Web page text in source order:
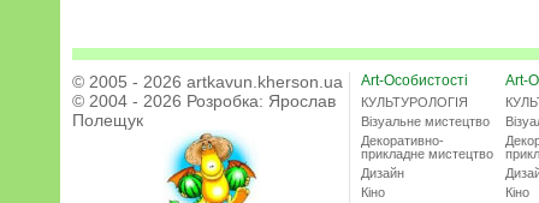
© 2005 - 2026 artkavun.kherson.ua
© 2004 - 2026 Розробка: Ярослав
Полещук
Art-Особистості
КУЛЬТУРОЛОГІЯ
Візуальне мистецтво
Декоративно-
прикладне мистецтво
Дизайн
Кіно
Art-
Кіно